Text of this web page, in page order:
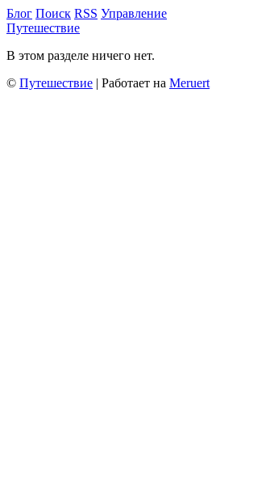
Блог Поиск RSS Управление
Путешествие
В этом разделе ничего нет.
© Путешествие | Работает на Meruert